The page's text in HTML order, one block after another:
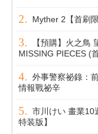
Myther 2【首刷限
【預購】火之鳥
MISSING PIECES (
外事警察祕錄：
情報戰祕辛
市川けい 畫業10
特装版】